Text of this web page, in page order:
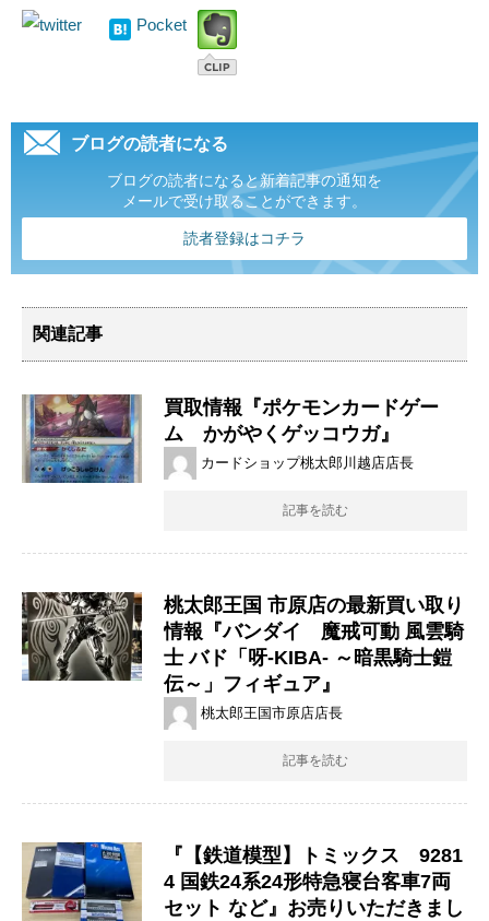
Pocket
ブログの読者になる
ブログの読者になると新着記事の通知を
メールで受け取ることができます。
読者登録はコチラ
関連記事
買取情報『ポケモンカードゲー
ム かがやくゲッコウガ』
カードショップ桃太郎川越店店長
記事を読む
桃太郎王国 市原店の最新買い取り
情報『バンダイ 魔戒可動 風雲騎
士 バド「呀-KIBA- ～暗黒騎士鎧
伝～」フィギュア』
桃太郎王国市原店店長
記事を読む
『【鉄道模型】トミックス 9281
4 国鉄24系24形特急寝台客車7両
セット など』お売りいただきまし